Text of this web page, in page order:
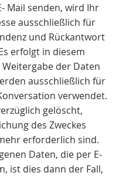
Mail senden, wird Ihr
ausschließlich für
und Rückantwort
erfolgt in diesem
der Daten
ausschließlich für
verwendet.
gelöscht,
des Zweckes
erforderlich sind.
Daten, die per E-
ist dies dann der Fall,